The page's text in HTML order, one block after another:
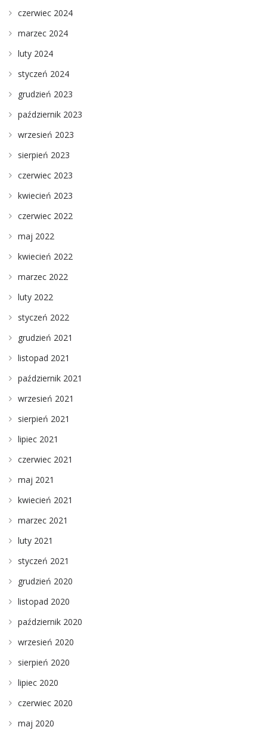
czerwiec 2024
marzec 2024
luty 2024
styczeń 2024
grudzień 2023
październik 2023
wrzesień 2023
sierpień 2023
czerwiec 2023
kwiecień 2023
czerwiec 2022
maj 2022
kwiecień 2022
marzec 2022
luty 2022
styczeń 2022
grudzień 2021
listopad 2021
październik 2021
wrzesień 2021
sierpień 2021
lipiec 2021
czerwiec 2021
maj 2021
kwiecień 2021
marzec 2021
luty 2021
styczeń 2021
grudzień 2020
listopad 2020
październik 2020
wrzesień 2020
sierpień 2020
lipiec 2020
czerwiec 2020
maj 2020